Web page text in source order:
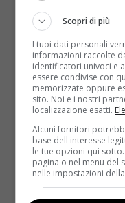
d’età. Da bambini
l’accrescimento
fondamentale per
metabolismo
interviene anche
come la corretta
regolarità del ciclo
capelli.
Scopri di più
I tuoi dati personali
informazioni raccolte
identificatori univoci e
essere condivise con
memorizzate oppure
sito. Noi e i nostri
localizzazione esatti.
Alcuni fornitori
base dell'interesse
le tue opzioni qui
pagina o nel menu del
nelle impostazioni